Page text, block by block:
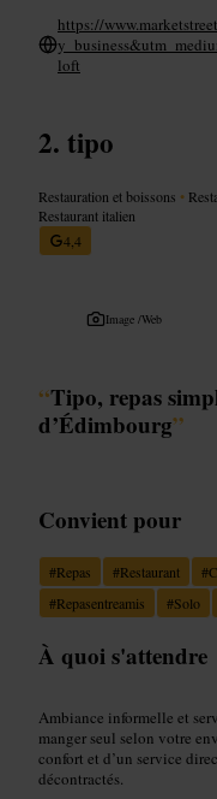
https://
loft
tipo
Restauration et boissons •
Restaurant italien
4,4
Image /Web
“Tipo, repas
d’Édimbourg”
Convient pour
#Repas #Restaurant #
#Repasentreamis #Solo
À quoi s'attendre
Ambiance informelle et
manger seul selon votre
confort et d’un service
décontractés.